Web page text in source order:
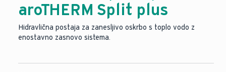
aroTHERM Split plus
Hidravlična postaja za zanesljivo oskrbo s toplo vodo z
enostavno zasnovo sistema.